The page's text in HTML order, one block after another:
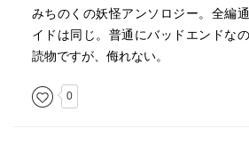
みちのくの妖怪アンソロジー。全編
イドは同じ。普通にバッドエンドな
読物ですが、侮れない。
0